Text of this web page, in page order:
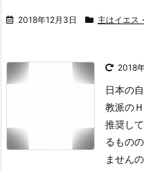
2018年12月3日 主はイエス
2018
日本の
教派の
推奨し
るもの
ません